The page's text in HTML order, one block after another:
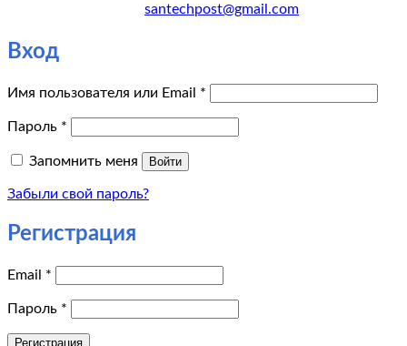
santechpost@gmail.com
Вход
Имя пользователя или Email *
Пароль *
Запомнить меня Войти
Забыли свой пароль?
Регистрация
Email *
Пароль *
Регистрация